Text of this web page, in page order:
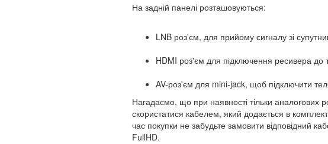
На задній панелі розташовуються:
LNB роз'єм, для прийому сигналу зі
HDMI роз'єм для підключення ресивера до
AV-роз'єм для mini-jack, щоб підключити
Нагадаємо, що при наявності тільки аналогових
скористатися кабелем, який додається в
час покупки не забудьте замовити відповідний
FullHD.